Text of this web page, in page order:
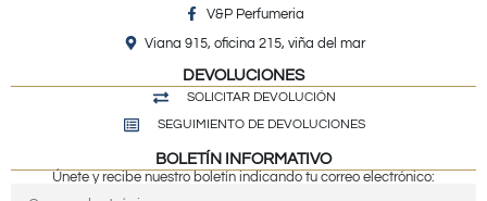
V&P Perfumeria
Viana 915, oficina 215, viña del mar
DEVOLUCIONES
SOLICITAR DEVOLUCIÓN
SEGUIMIENTO DE DEVOLUCIONES
BOLETÍN INFORMATIVO
Únete y recibe nuestro boletín indicando tu correo electrónico: